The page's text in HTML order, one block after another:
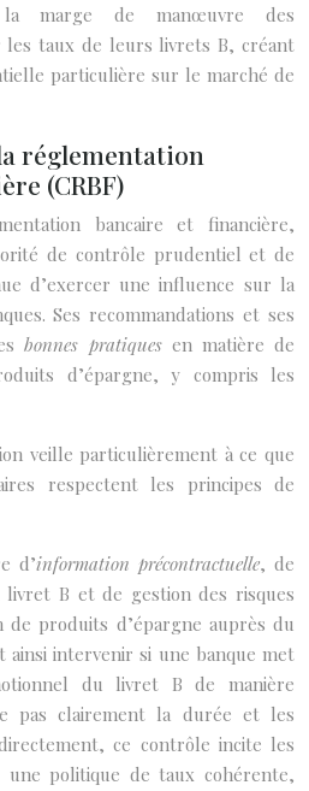
la marge de manœuvre des
les taux de leurs livrets B, créant
particulière sur le marché de
réglementation
(CRBF)
bancaire et financière,
de contrôle prudentiel et de
d’exercer une influence sur la
Ses recommandations et ses
bonnes pratiquesen matière de
d’épargne, y compris les
veille particulièrement à ce que
respectent les principes de
d’information précontractuelle, de
B et de gestion des risques
de produits d’épargne auprès du
ainsi intervenir si une banque met
du livret B de manière
pas clairement la durée et les
ce contrôle incite les
une politique de taux cohérente,